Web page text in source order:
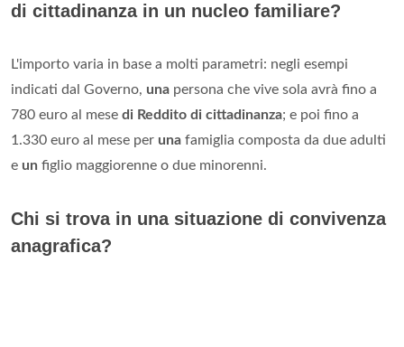
di cittadinanza in un nucleo familiare?
L'importo varia in base a molti parametri: negli esempi
indicati dal Governo, una persona che vive sola avrà fino a
780 euro al mese di Reddito di cittadinanza; e poi fino a
1.330 euro al mese per una famiglia composta da due adulti
e un figlio maggiorenne o due minorenni.
Chi si trova in una situazione di convivenza
anagrafica?